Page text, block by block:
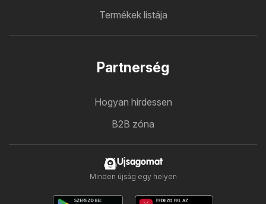
Termékek listája
Partnerség
Hogyan hirdessen
B2B zóna
Ujsagomat
Minden újság egy helyen